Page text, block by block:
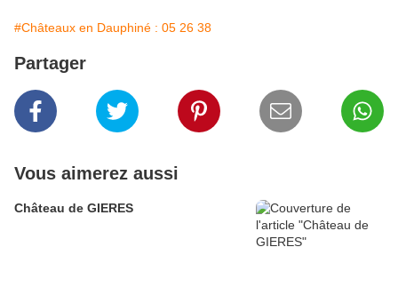
#Châteaux en Dauphiné : 05 26 38
Partager
Vous aimerez aussi
Château de GIERES